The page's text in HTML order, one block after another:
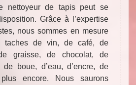
nettoyeur de tapis peut se
Grâce à l’expertise
nous sommes en mesure
taches de vin, de café, de
graisse, de chocolat, de
boue, d’eau, d’encre, de
encore. Nous saurons